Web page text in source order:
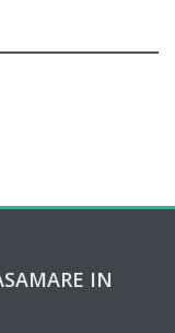
IN